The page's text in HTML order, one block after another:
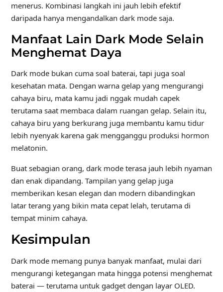
menerus. Kombinasi langkah ini jauh lebih efektif
daripada hanya mengandalkan dark mode saja.
Manfaat Lain Dark Mode Selain
Menghemat Daya
Dark mode bukan cuma soal baterai, tapi juga soal
kesehatan mata. Dengan warna gelap yang mengurangi
cahaya biru, mata kamu jadi nggak mudah capek
terutama saat membaca dalam ruangan gelap. Selain itu,
cahaya biru yang berkurang juga membantu kamu tidur
lebih nyenyak karena gak mengganggu produksi hormon
melatonin.
Buat sebagian orang, dark mode terasa jauh lebih nyaman
dan enak dipandang. Tampilan yang gelap juga
memberikan kesan elegan dan modern dibandingkan
latar terang yang bikin mata cepat lelah, terutama di
tempat minim cahaya.
Kesimpulan
Dark mode memang punya banyak manfaat, mulai dari
mengurangi ketegangan mata hingga potensi menghemat
baterai — terutama untuk gadget dengan layar OLED.